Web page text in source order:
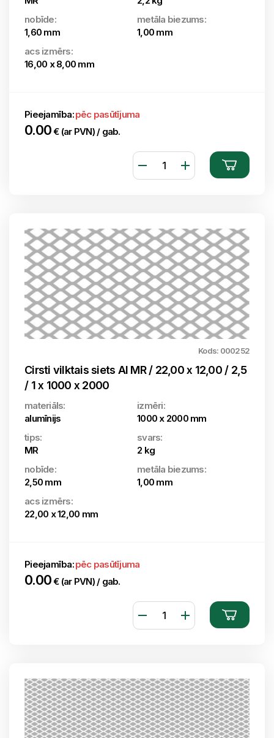
nobīde:
1,60 mm
metāla biezums:
1,00 mm
acs izmērs:
16,00 x 8,00 mm
Pieejamība:pēc pasūtījuma
0.00€ (ar PVN) / gab.
Kods: 000252
Cirsti vilktais siets Al MR / 22,00 x 12,00 / 2,5
/ 1 x 1000 x 2000
materiāls:
alumīnijs
izmēri:
1000 x 2000 mm
tips:
MR
svars:
2 kg
nobīde:
2,50 mm
metāla biezums:
1,00 mm
acs izmērs:
22,00 x 12,00 mm
Pieejamība:pēc pasūtījuma
0.00€ (ar PVN) / gab.